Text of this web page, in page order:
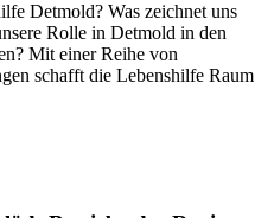
Detmold? Was zeichnet uns
Rolle in Detmold in den
Mit einer Reihe von
schafft die Lebenshilfe Raum